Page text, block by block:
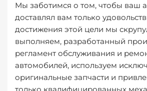
Мы заботимся о том, чтобы ваш
доставлял вам только
достижения этой цели мы
выполняем, разработанный
регламент обслуживания и
автомобилей, используем
оригинальные запчасти и